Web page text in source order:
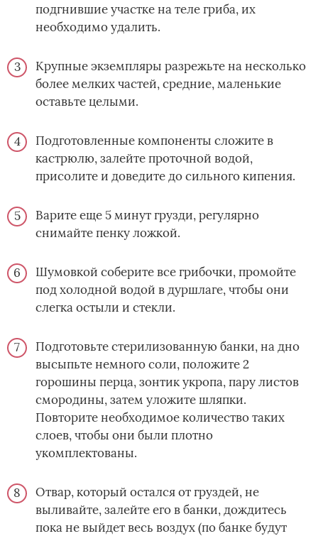
подгнившие участке на теле гриба, их
необходимо удалить.
Крупные экземпляры разрежьте на несколько
более мелких частей, средние, маленькие
оставьте целыми.
Подготовленные компоненты сложите в
кастрюлю, залейте проточной водой,
присолите и доведите до сильного кипения.
Варите еще 5 минут грузди, регулярно
снимайте пенку ложкой.
Шумовкой соберите все грибочки, промойте
под холодной водой в дуршлаге, чтобы они
слегка остыли и стекли.
Подготовьте стерилизованную банки, на дно
высыпьте немного соли, положите 2
горошины перца, зонтик укропа, пару листов
смородины, затем уложите шляпки.
Повторите необходимое количество таких
слоев, чтобы они были плотно
укомплектованы.
Отвар, который остался от груздей, не
выливайте, залейте его в банки, дождитесь
пока не выйдет весь воздух (по банке будут